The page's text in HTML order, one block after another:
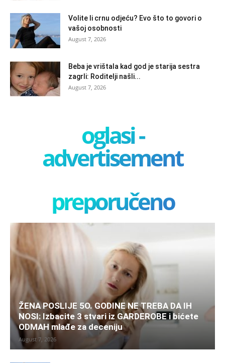
Volite li crnu odjeću? Evo što to govori o
vašoj osobnosti
August 7, 2026
Beba je vrištala kad god je starija sestra
zagrli: Roditelji našli...
August 7, 2026
oglasi -
advertisement
preporučeno
ŽENA POSLIJE 5O. GODINE NE TREBA DA IH
NOSI: Izbacite 3 stvari iz GARDEROBE i bićete
ODMAH mlađe za deceniju
August 7, 2026